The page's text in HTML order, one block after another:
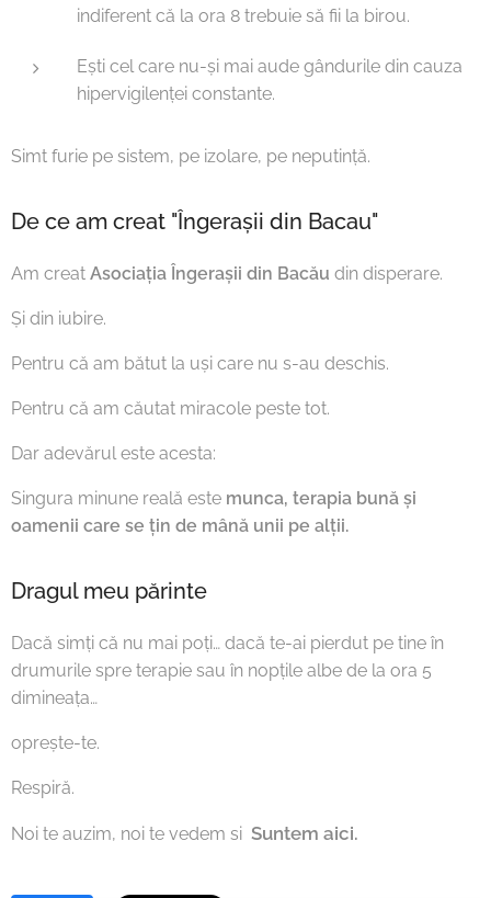
indiferent că la ora 8 trebuie să fii la birou.
Ești cel care nu-și mai aude gândurile din cauza
hipervigilenței constante.
Simt furie pe sistem, pe izolare, pe neputință.
De ce am creat "Îngerașii din Bacau"
Am creat Asociația Îngerașii din Bacău din disperare.
Și din iubire.
Pentru că am bătut la uși care nu s-au deschis.
Pentru că am căutat miracole peste tot.
Dar adevărul este acesta:
Singura minune reală este munca, terapia bună și
oamenii care se țin de mână unii pe alții.
Dragul meu părinte
Dacă simți că nu mai poți… dacă te-ai pierdut pe tine în
drumurile spre terapie sau în nopțile albe de la ora 5
dimineața…
oprește-te.
Respiră.
Noi te auzim, noi te vedem si Suntem aici.